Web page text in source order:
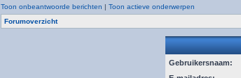
Toon onbeantwoorde berichten | Toon actieve onderwerpen
Forumoverzicht
Gebruikersnaam: